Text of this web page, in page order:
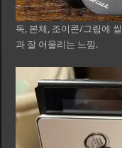
독, 본체, 조이콘/그립에
과 잘 어울리는 느낌.